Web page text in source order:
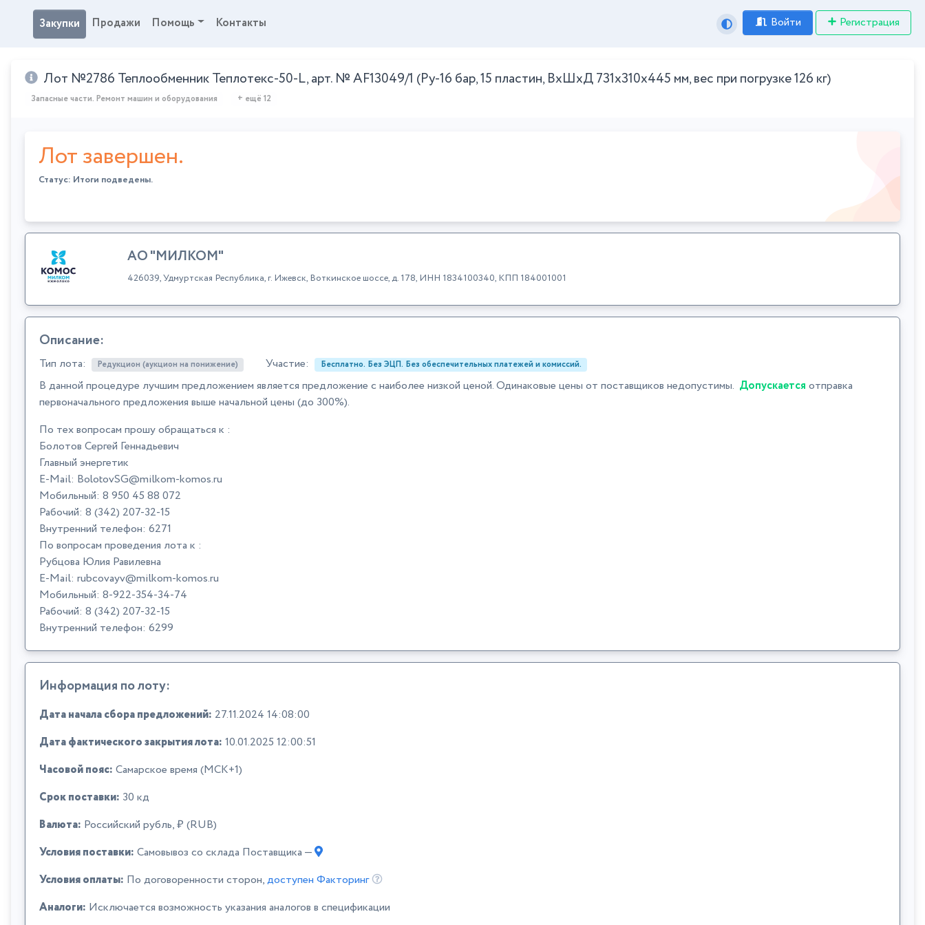
Закупки Продажи Помощь Контакты Войти Регистрация
Лот №2786 Теплообменник Теплотекс-50-L, арт. № AF13049/1 (Py-16 бар, 15 пластин, ВxШxД 731x310x445 мм, вес при погрузке 126 кг)
Запасные части. Ремонт машин и оборудования + ещё 12
Лот завершен.
Статус: Итоги подведены.
АО "МИЛКОМ"
426039, Удмуртская Республика, г. Ижевск, Воткинское шоссе, д. 178, ИНН 1834100340, КПП 184001001
Описание:
Тип лота: Редукцион (аукцион на понижение) Участие: Бесплатно. Без ЭЦП. Без обеспечительных платежей и комиссий.
В данной процедуре лучшим предложением является предложение с наиболее низкой ценой. Одинаковые цены от поставщиков недопустимы. Допускается отправка
первоначального предложения выше начальной цены (до 300%).
По тех вопросам прошу обращаться к :
Болотов Сергей Геннадьевич
Главный энергетик
E-Mail: BolotovSG@milkom-komos.ru
Мобильный: 8 950 45 88 072
Рабочий: 8 (342) 207-32-15
Внутренний телефон: 6271
По вопросам проведения лота к :
Рубцова Юлия Равилевна
E-Mail: rubcovayv@milkom-komos.ru
Мобильный: 8-922-354-34-74
Рабочий: 8 (342) 207-32-15
Внутренний телефон: 6299
Информация по лоту:
Дата начала сбора предложений: 27.11.2024 14:08:00
Дата фактического закрытия лота: 10.01.2025 12:00:51
Часовой пояс: Самарское время (МСК+1)
Срок поставки: 30 кд
Валюта: Российский рубль, ₽ (RUB)
Условия поставки: Самовывоз со склада Поставщика —
Условия оплаты: По договоренности сторон,доступен Факторинг
Аналоги: Исключается возможность указания аналогов в спецификации